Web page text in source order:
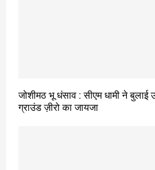
जोशीमठ भू धंसाव : सीएम धामी ने
ग्राउंड ज़ीरो का जायजा